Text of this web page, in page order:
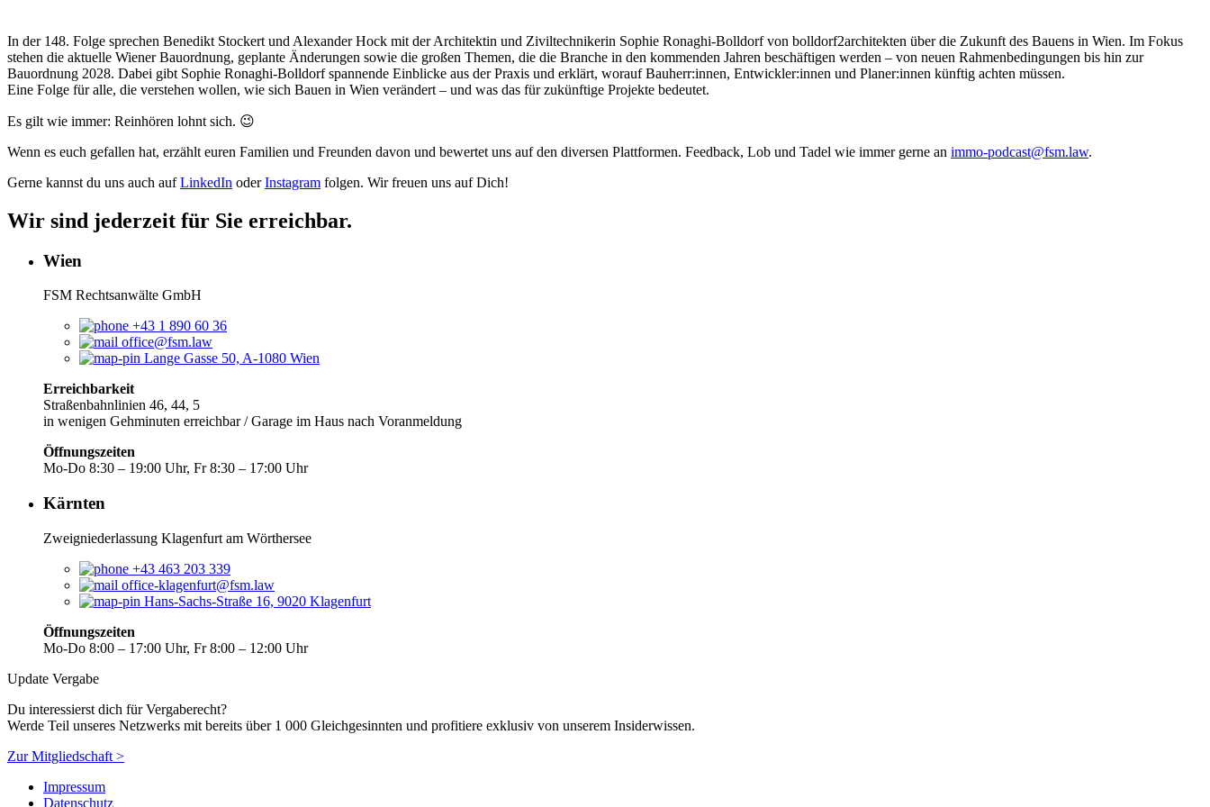
In der 148. Folge sprechen Benedikt Stockert und Alexander Hock mit der Architektin und Ziviltechnikerin Sophie Ronaghi-Bolldorf von bolldorf2architekten über die Zukunft des Bauens in Wien. Im Fokus
stehen die aktuelle Wiener Bauordnung, geplante Änderungen sowie die großen Themen, die die Branche in den kommenden Jahren beschäftigen werden – von neuen Rahmenbedingungen bis hin zur
Bauordnung 2028. Dabei gibt Sophie Ronaghi-Bolldorf spannende Einblicke aus der Praxis und erklärt, worauf Bauherr:innen, Entwickler:innen und Planer:innen künftig achten müssen.
Eine Folge für alle, die verstehen wollen, wie sich Bauen in Wien verändert – und was das für zukünftige Projekte bedeutet.
Es gilt wie immer: Reinhören lohnt sich. 😉
Wenn es euch gefallen hat, erzählt euren Familien und Freunden davon und bewertet uns auf den diversen Plattformen. Feedback, Lob und Tadel wie immer gerne an ⁠⁠⁠⁠⁠⁠⁠⁠⁠⁠⁠⁠⁠⁠⁠⁠⁠⁠⁠⁠⁠⁠⁠⁠⁠⁠⁠⁠⁠⁠⁠⁠⁠⁠⁠⁠⁠⁠⁠⁠⁠⁠⁠⁠immo-podcast@fsm.law⁠⁠⁠⁠⁠⁠⁠⁠⁠⁠⁠⁠⁠⁠⁠⁠⁠⁠⁠⁠⁠⁠⁠⁠⁠⁠⁠⁠⁠⁠⁠⁠⁠⁠⁠⁠⁠⁠⁠⁠⁠⁠⁠⁠.
Gerne kannst du uns auch auf⁠⁠⁠⁠⁠⁠⁠⁠⁠⁠⁠⁠⁠⁠⁠⁠⁠⁠⁠⁠⁠⁠⁠⁠⁠⁠⁠⁠LinkedIn⁠⁠⁠⁠⁠⁠⁠⁠⁠⁠⁠⁠⁠⁠⁠⁠⁠⁠⁠⁠⁠⁠⁠⁠⁠⁠⁠⁠ oder⁠⁠⁠⁠⁠⁠⁠⁠⁠⁠⁠⁠⁠⁠⁠⁠⁠⁠⁠⁠⁠⁠⁠⁠⁠⁠⁠⁠Instagram⁠⁠⁠⁠⁠⁠⁠⁠⁠⁠⁠⁠⁠⁠⁠⁠⁠⁠⁠⁠⁠⁠⁠⁠⁠⁠⁠⁠ folgen. Wir freuen uns auf Dich!
Wir sind jederzeit für Sie erreichbar.
Wien
FSM Rechtsanwälte GmbH
+43 1 890 60 36
office@fsm.law
Lange Gasse 50, A-1080 Wien
Erreichbarkeit
Straßenbahnlinien 46, 44, 5
in wenigen Gehminuten erreichbar / Garage im Haus nach Voranmeldung
Öffnungszeiten
Mo-Do 8:30 – 19:00 Uhr, Fr 8:30 – 17:00 Uhr
Kärnten
Zweigniederlassung Klagenfurt am Wörthersee
+43 463 203 339
office-klagenfurt@fsm.law
Hans-Sachs-Straße 16, 9020 Klagenfurt
Öffnungszeiten
Mo-Do 8:00 – 17:00 Uhr, Fr 8:00 – 12:00 Uhr
Update Vergabe
Du interessierst dich für Vergaberecht?
Werde Teil unseres Netzwerks mit bereits über 1 000 Gleichgesinnten und profitiere exklusiv von unserem Insiderwissen.
Zur Mitgliedschaft >
Impressum
Datenschutz